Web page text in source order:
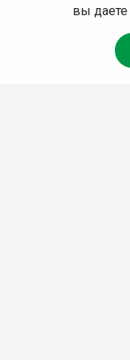
вы даете